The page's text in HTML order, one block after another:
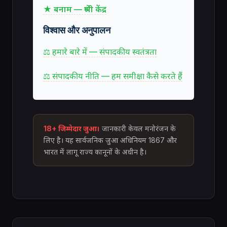
★ बनाम — श्रेणी केंद्र
विश्वास और अनुपालन
⚖ हमारे बारे में — संपादकीय स्वतंत्रता
⚖ संपादकीय नीति — हम समीक्षा कैसे करते हैं
18+ जिम्मेदार जुआ। जानकारी केवल मनोरंजन के
लिए है। यह सार्वजनिक जुआ अधिनियम 1867 और
भारत में लागू राज्य कानूनों के अधीन है।